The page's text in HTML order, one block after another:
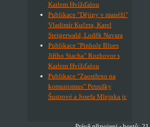
Karlem Hvížďalou
Publikace "Dějiny v manéži"
Vladimír Kučera, Karel
Steigerwald, Luděk Navara
Publikace "Pinhole Blues
Jiřího Stacha" Rozhovor s
Karlem Hvížďalou
Publikace "Zaostřeno na
komunismus" Petrušky
Šustrové a Josefa Mlejnka jr.